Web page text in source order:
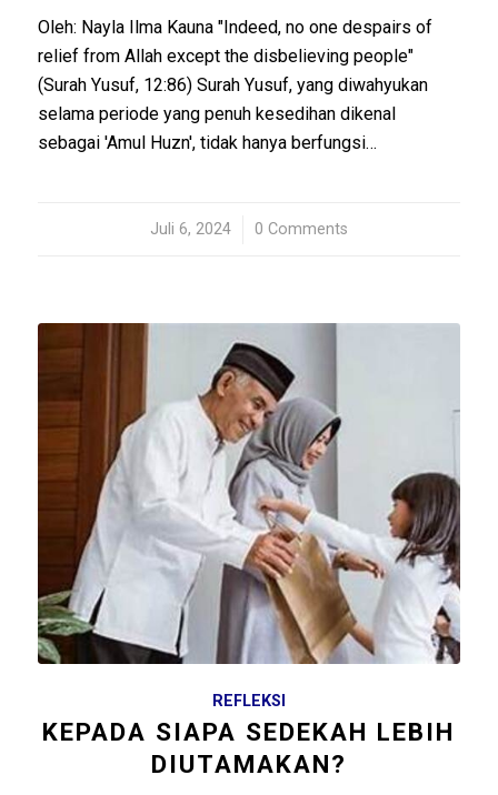
Oleh: Nayla Ilma Kauna "Indeed, no one despairs of
relief from Allah except the disbelieving people"
(Surah Yusuf, 12:86) Surah Yusuf, yang diwahyukan
selama periode yang penuh kesedihan dikenal
sebagai 'Amul Huzn', tidak hanya berfungsi…
Juli 6, 2024
/ 0 Comments
REFLEKSI
KEPADA SIAPA SEDEKAH LEBIH
DIUTAMAKAN?